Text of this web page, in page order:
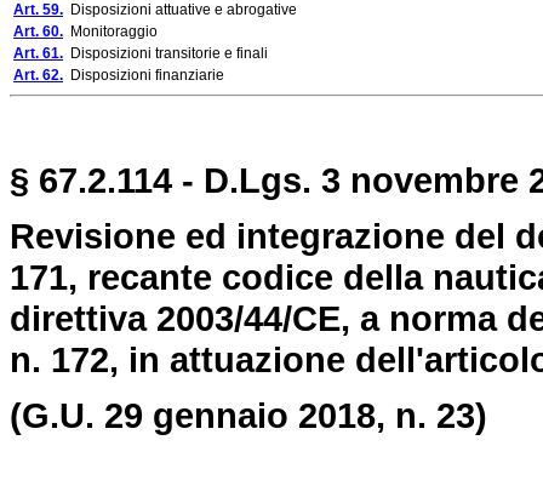
Art. 59. Disposizioni attuative e abrogative
Art. 60. Monitoraggio
Art. 61. Disposizioni transitorie e finali
Art. 62. Disposizioni finanziarie
§ 67.2.114 - D.Lgs. 3 novembre
Revisione ed integrazione del
171, recante codice della
direttiva 2003/44/CE, a norma
n. 172, in attuazione
(G.U. 29 gennaio 2018, n. 23)